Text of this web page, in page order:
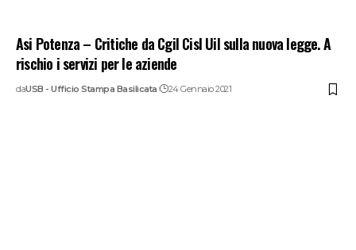
Asi Potenza – Critiche da Cgil Cisl Uil sulla nuova legge. A
rischio i servizi per le aziende
daUSB - Ufficio Stampa Basilicata 24 Gennaio 2021